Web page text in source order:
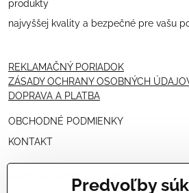
produkty
najvyššej kvality a bezpečné pre vašu
REKLAMAČNÝ PORIADOK
ZÁSADY OCHRANY OSOBNÝCH
DOPRAVA A PLATBA
OBCHODNÉ PODMIENKY
KONTAKT
PRE KOZMETIČKY
Predvoľby